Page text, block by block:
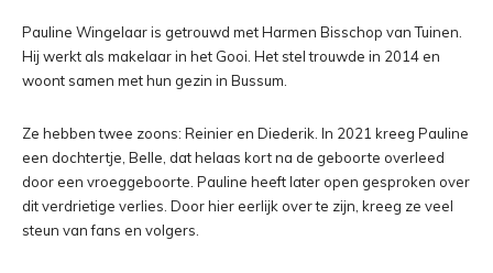
Pauline Wingelaar is getrouwd met Harmen Bisschop van Tuinen.
Hij werkt als makelaar in het Gooi. Het stel trouwde in 2014 en
woont samen met hun gezin in Bussum.
Ze hebben twee zoons: Reinier en Diederik. In 2021 kreeg Pauline
een dochtertje, Belle, dat helaas kort na de geboorte overleed
door een vroeggeboorte. Pauline heeft later open gesproken over
dit verdrietige verlies. Door hier eerlijk over te zijn, kreeg ze veel
steun van fans en volgers.